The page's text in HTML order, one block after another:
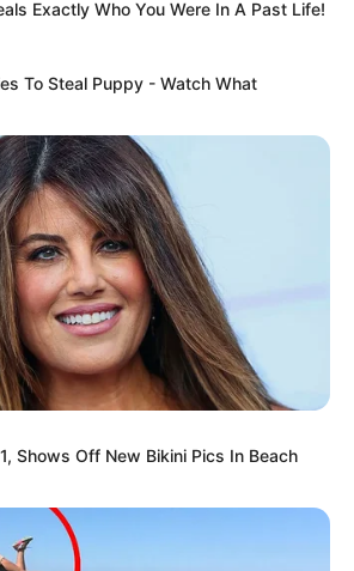
Exactly Who You Were In A Past Life!
To Steal Puppy - Watch What
Shows Off New Bikini Pics In Beach